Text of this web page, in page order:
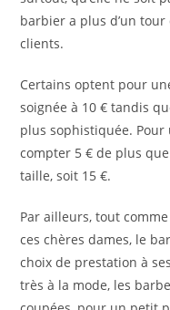
barbier a plus d’un
clients.
Certains optent pour
soignée à 10 € tandis
plus sophistiquée.
compter 5 € de plus
taille, soit 15 €.
Par ailleurs, tout
ces chères dames, le
choix de prestation à
très à la mode, les